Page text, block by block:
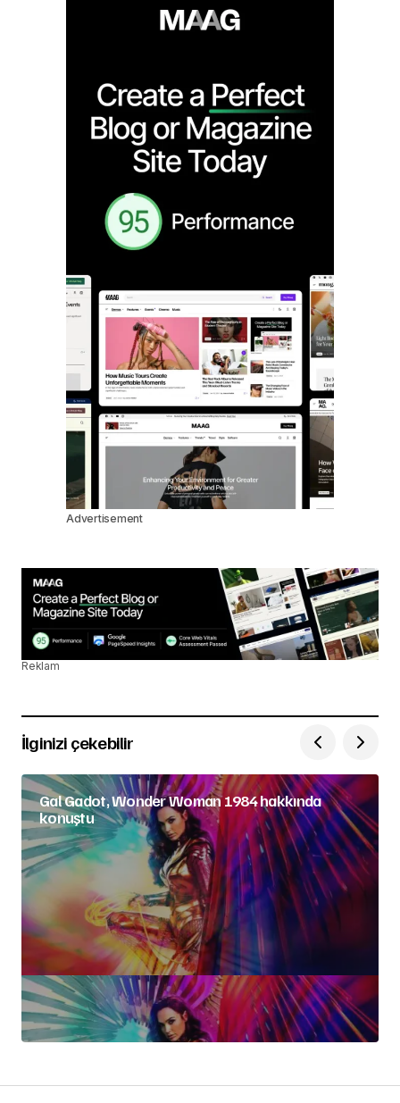
Advertisement
Reklam
İlginizi çekebilir
Gal Gadot, Wonder Woman 1984 hakkında
konuştu